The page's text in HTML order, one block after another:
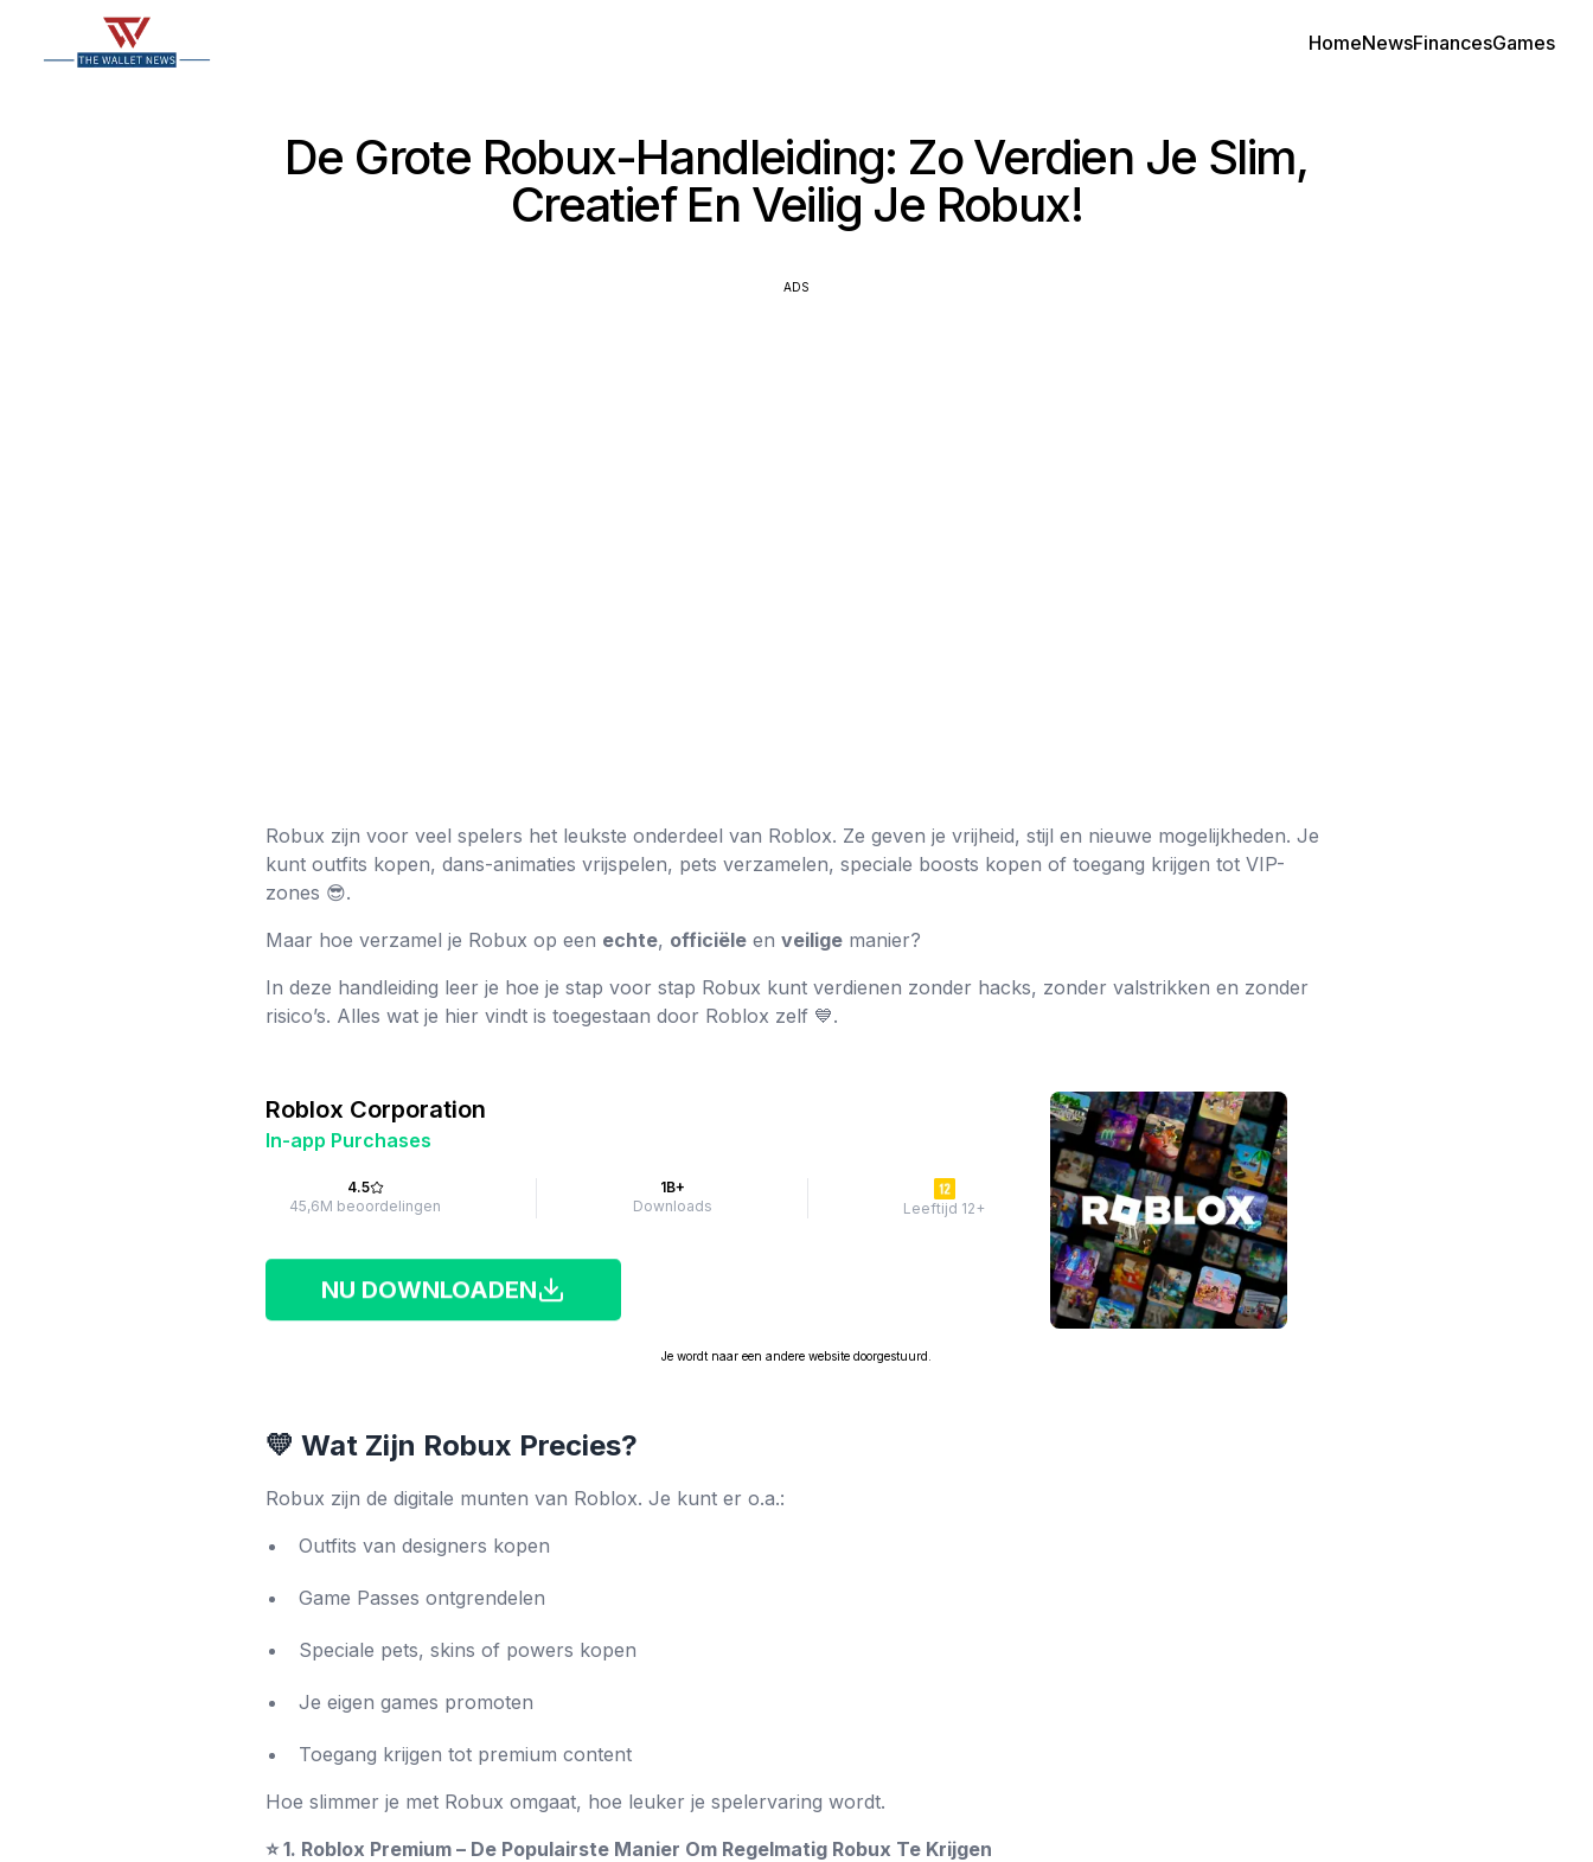
HomeNewsFinancesGames
De Grote Robux-Handleiding: Zo Verdien Je Slim,
Creatief En Veilig Je Robux!
ADS
Robux zijn voor veel spelers het leukste onderdeel van Roblox. Ze geven je vrijheid, stijl en nieuwe mogelijkheden. Je
kunt outfits kopen, dans-animaties vrijspelen, pets verzamelen, speciale boosts kopen of toegang krijgen tot VIP-
zones 😎.
Maar hoe verzamel je Robux op een echte, officiële en veilige manier?
In deze handleiding leer je hoe je stap voor stap Robux kunt verdienen zonder hacks, zonder valstrikken en zonder
risico’s. Alles wat je hier vindt is toegestaan door Roblox zelf 💙.
Roblox Corporation
In-app Purchases
4.5
45,6M beoordelingen
1B+
Downloads
Leeftijd 12+
NU DOWNLOADEN
Je wordt naar een andere website doorgestuurd.
💛 Wat Zijn Robux Precies?
Robux zijn de digitale munten van Roblox. Je kunt er o.a.:
Outfits van designers kopen
Game Passes ontgrendelen
Speciale pets, skins of powers kopen
Je eigen games promoten
Toegang krijgen tot premium content
Hoe slimmer je met Robux omgaat, hoe leuker je spelervaring wordt.
⭐ 1. Roblox Premium – De Populairste Manier Om Regelmatig Robux Te Krijgen